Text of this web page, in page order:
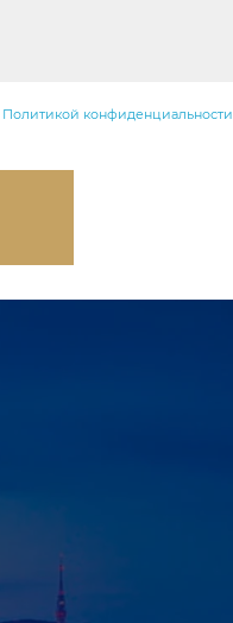
Политикой конфиденциальности